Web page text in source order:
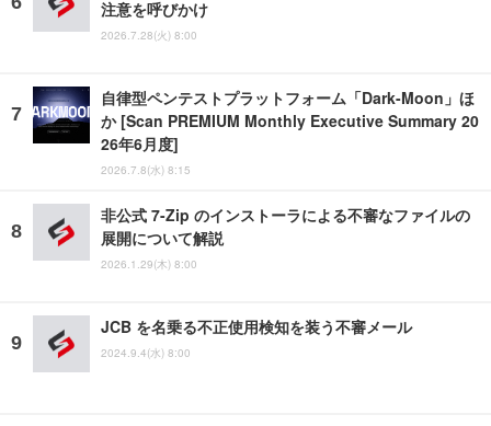
注意を呼びかけ
2026.7.28(火) 8:00
自律型ペンテストプラットフォーム「Dark-Moon」ほ
か [Scan PREMIUM Monthly Executive Summary 20
26年6月度]
2026.7.8(水) 8:15
非公式 7-Zip のインストーラによる不審なファイルの
展開について解説
2026.1.29(木) 8:00
JCB を名乗る不正使用検知を装う不審メール
2024.9.4(水) 8:00